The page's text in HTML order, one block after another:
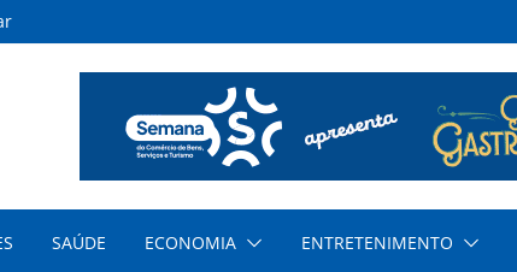
SAÚDE ECONOMIA ENTRETENIMENTO